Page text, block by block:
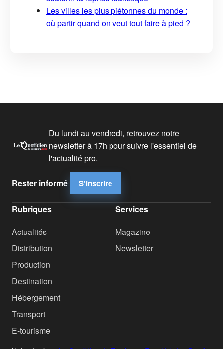
Les villes les plus piétonnes du monde :
où partir quand on veut tout faire à pied ?
Du lundi au vendredi, retrouvez notre
newsletter à 17h pour suivre l'essentiel de
l'actualité pro.
Rester informé S'inscrire
Rubriques
Actualités
Distribution
Production
Destination
Hébergement
Transport
E-tourisme
Services
Magazine
Newsletter